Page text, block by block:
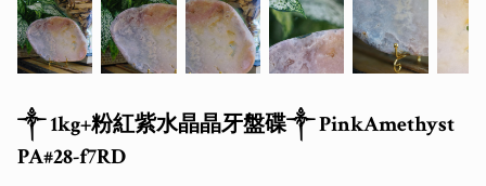
༒ 1kg+粉紅紫水晶晶牙盤碟༒ PinkAmethyst
PA#28-f7RD